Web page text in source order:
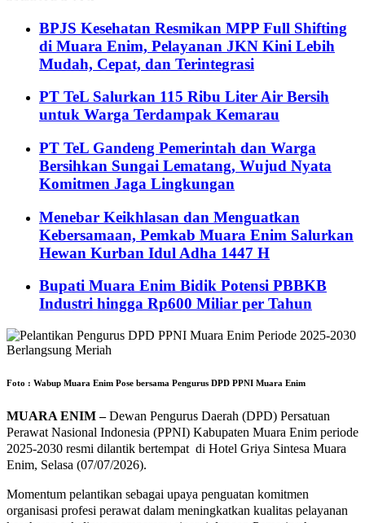
BPJS Kesehatan Resmikan MPP Full Shifting
di Muara Enim, Pelayanan JKN Kini Lebih
Mudah, Cepat, dan Terintegrasi
PT TeL Salurkan 115 Ribu Liter Air Bersih
untuk Warga Terdampak Kemarau
PT TeL Gandeng Pemerintah dan Warga
Bersihkan Sungai Lematang, Wujud Nyata
Komitmen Jaga Lingkungan
Menebar Keikhlasan dan Menguatkan
Kebersamaan, Pemkab Muara Enim Salurkan
Hewan Kurban Idul Adha 1447 H
Bupati Muara Enim Bidik Potensi PBBKB
Industri hingga Rp600 Miliar per Tahun
Foto : Wabup Muara Enim Pose bersama Pengurus DPD PPNI Muara Enim
MUARA ENIM –Dewan Pengurus Daerah (DPD) Persatuan
Perawat Nasional Indonesia (PPNI) Kabupaten Muara Enim periode
2025-2030 resmi dilantik bertempat di Hotel Griya Sintesa Muara
Enim, Selasa (07/07/2026).
Momentum pelantikan sebagai upaya penguatan komitmen
organisasi profesi perawat dalam meningkatkan kualitas pelayanan